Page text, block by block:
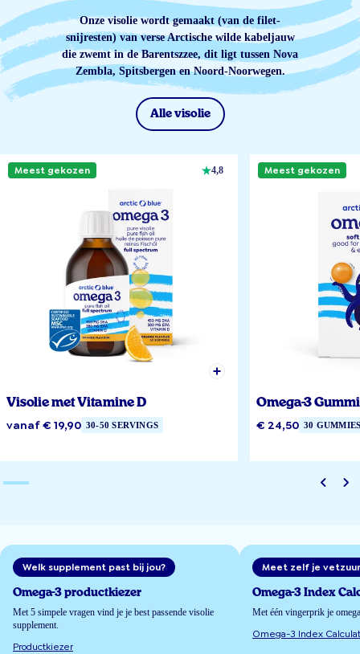
Onze visolie wordt gemaakt (van de filet-
snijresten) van verse Arctische wilde kabeljauw
die zwemt in de Barentszzee, dit ligt tussen Nova
Zembla, Spitsbergen en Noord-Noorwegen.
Alle visolie
Meest gekozen 4,8
Visolie met Vitamine D
vanaf € 19,90 30-50 SERVINGS
Meest gekozen
Omega-3
€ 24,50 30
Welk supplement past bij jou?
Omega-3 productkiezer
Met 5 simpele vragen vind je je best passende visolie
supplement.
Productkiezer
Meet zelf je
Omega-3 Index
Met één vingerprik je
Omega-3 Index